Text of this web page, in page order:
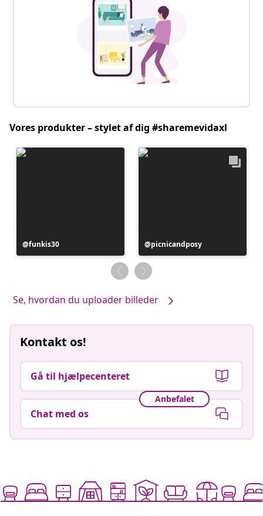
Vores produkter – stylet af dig #sharemevidaxl
Opslag
offentliggjort
funkis30
Opslag
offentliggjort
af
picnicandposy
Se, hvordan du uploader billeder
Kontakt os!
Gå til hjælpecenteret
Anbefalet
Chat med os